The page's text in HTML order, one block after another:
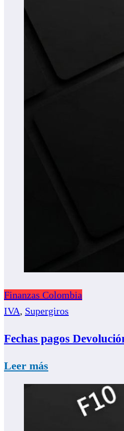
Finanzas Colombia
IVA, Supergiros
Fechas pagos
Leer más